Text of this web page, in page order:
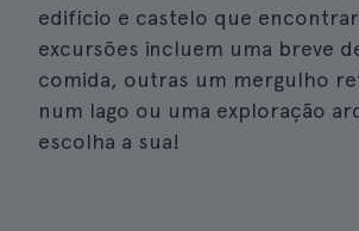
edifício e castelo que
excursões incluem uma breve
comida, outras um mergulho
num lago ou uma exploração
escolha a sua!